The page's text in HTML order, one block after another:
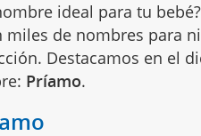
ideal para tu
de nombres para
Destacamos en el
Príamo.